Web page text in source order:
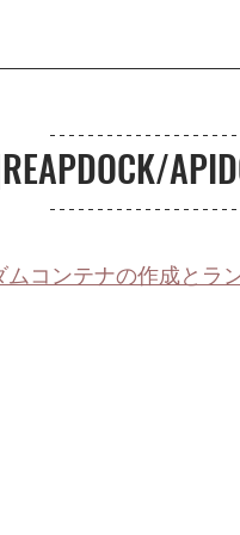
ムコンテナの作成と